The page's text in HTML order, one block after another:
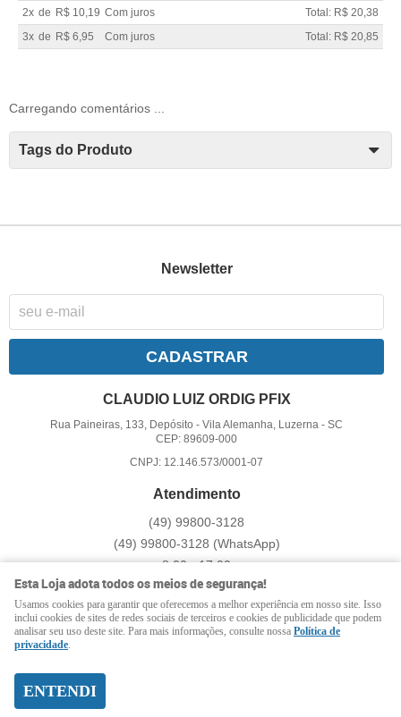
2x de R$ 10,19 Com juros
Total: R$ 20,38
3x de R$ 6,95 Com juros Total: R$ 20,85
Carregando comentários ...
Tags do Produto
Newsletter
CADASTRAR
CLAUDIO LUIZ ORDIG PFIX
Rua Paineiras, 133, Depósito -Vila Alemanha, Luzerna -SC
CEP: 89609-000
CNPJ: 12.146.573/0001-07
Atendimento
(49) 99800-3128
(49) 99800-3128 (WhatsApp)
8:00 - 17:00
pfix@pfix.com.br
LOJA VIRTUAL CRIADA POR
Esta Loja adota todos os meios de segurança!
Usamos cookies para garantir que oferecemos a melhor experiência em nosso site. Isso
inclui cookies de sites de redes sociais de terceiros e cookies de publicidade que podem
analisar seu uso deste site. Para mais informações, consulte nossa Política de
privacidade.
ENTENDI